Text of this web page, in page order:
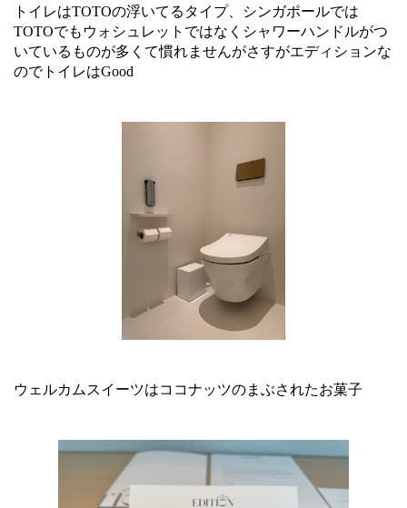
トイレはTOTOの浮いてるタイプ、シンガポールでは
TOTOでもウォシュレットではなくシャワーハンドルがつ
いているものが多くて慣れませんがさすがエディションな
のでトイレはGood
ウェルカムスイーツはココナッツのまぶされたお菓子